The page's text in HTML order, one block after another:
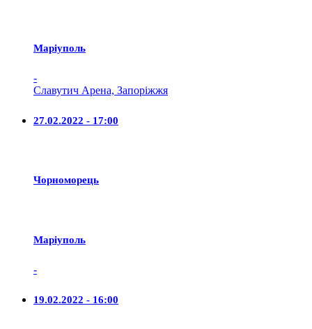
Маріуполь
-
Славутич Арена, Запоріжжя
27.02.2022 - 17:00
Чорноморець
Маріуполь
-
19.02.2022 - 16:00